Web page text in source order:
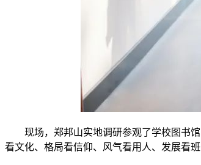
现场，郑邦山实地调研参观了学校图书
看文化、格局看信仰、风气看用人、发展看